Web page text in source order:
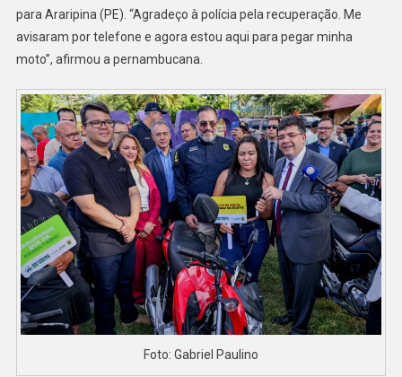
para Araripina (PE). “Agradeço à polícia pela recuperação. Me
avisaram por telefone e agora estou aqui para pegar minha
moto”, afirmou a pernambucana.
Foto: Gabriel Paulino